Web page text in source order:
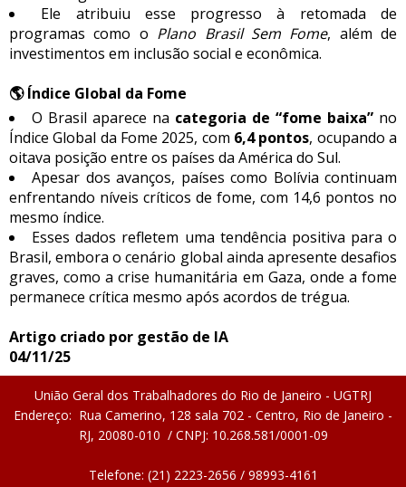
Ele atribuiu esse progresso à retomada de
programas como o Plano Brasil Sem Fome, além de
investimentos em inclusão social e econômica.
🌎 Índice Global da Fome
O Brasil aparece na categoria de “fome baixa” no
Índice Global da Fome 2025, com 6,4 pontos, ocupando a
oitava posição entre os países da América do Sul.
Apesar dos avanços, países como Bolívia continuam
enfrentando níveis críticos de fome, com 14,6 pontos no
mesmo índice.
Esses dados refletem uma tendência positiva para o
Brasil, embora o cenário global ainda apresente desafios
graves, como a crise humanitária em Gaza, onde a fome
permanece crítica mesmo após acordos de trégua.
Artigo criado por gestão de IA
04/11/25
União Geral dos Trabalhadores do Rio de Janeiro - UGTRJ
Endereço: Rua Camerino, 128 sala 702 - Centro, Rio de Janeiro -
RJ, 20080-010 / CNPJ: 10.268.581/0001-09
Telefone: (21) 2223-2656 / 98993-4161